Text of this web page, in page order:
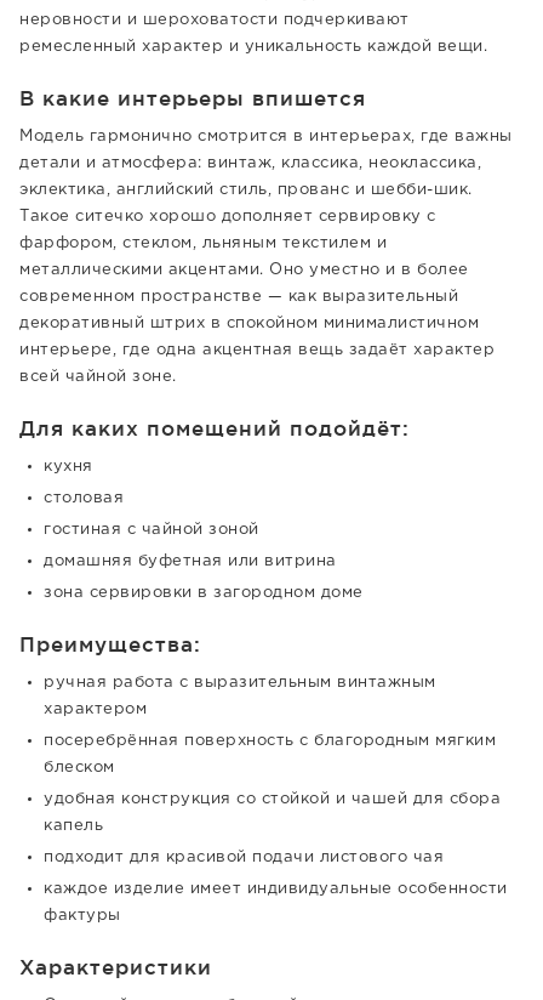
неровности и шероховатости подчеркивают
ремесленный характер и уникальность каждой вещи.
В какие интерьеры впишется
Модель гармонично смотрится в интерьерах, где важны
детали и атмосфера: винтаж, классика, неоклассика,
эклектика, английский стиль, прованс и шебби-шик.
Такое ситечко хорошо дополняет сервировку с
фарфором, стеклом, льняным текстилем и
металлическими акцентами. Оно уместно и в более
современном пространстве — как выразительный
декоративный штрих в спокойном минималистичном
интерьере, где одна акцентная вещь задаёт характер
всей чайной зоне.
Для каких помещений подойдёт:
кухня
столовая
гостиная с чайной зоной
домашняя буфетная или витрина
зона сервировки в загородном доме
Преимущества:
ручная работа с выразительным винтажным
характером
посеребрённая поверхность с благородным мягким
блеском
удобная конструкция со стойкой и чашей для сбора
капель
подходит для красивой подачи листового чая
каждое изделие имеет индивидуальные особенности
фактуры
Характеристики